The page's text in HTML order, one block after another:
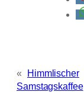
«
Himmlischer
Samstagskaffee